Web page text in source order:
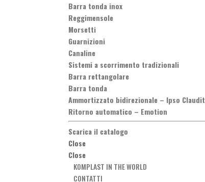
Barra tonda inox
Reggimensole
Morsetti
Guarnizioni
Canaline
Sistemi a scorrimento tradizionali
Barra rettangolare
Barra tonda
Ammortizzato bidirezionale – Ipso Claudit
Ritorno automatico – Emotion
Scarica il catalogo
Close
Close
KOMPLAST IN THE WORLD
CONTATTI